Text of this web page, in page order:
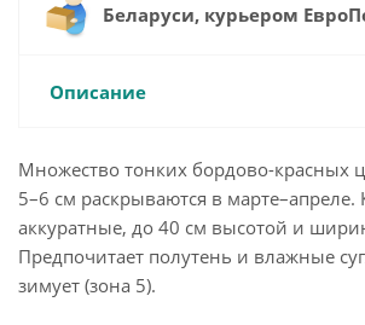
Беларуси, курьером
Описание
Множество тонких бордово-красных
5–6 см раскрываются в марте–апреле.
аккуратные, до 40 см высотой и
Предпочитает полутень и влажные
зимует (зона 5).